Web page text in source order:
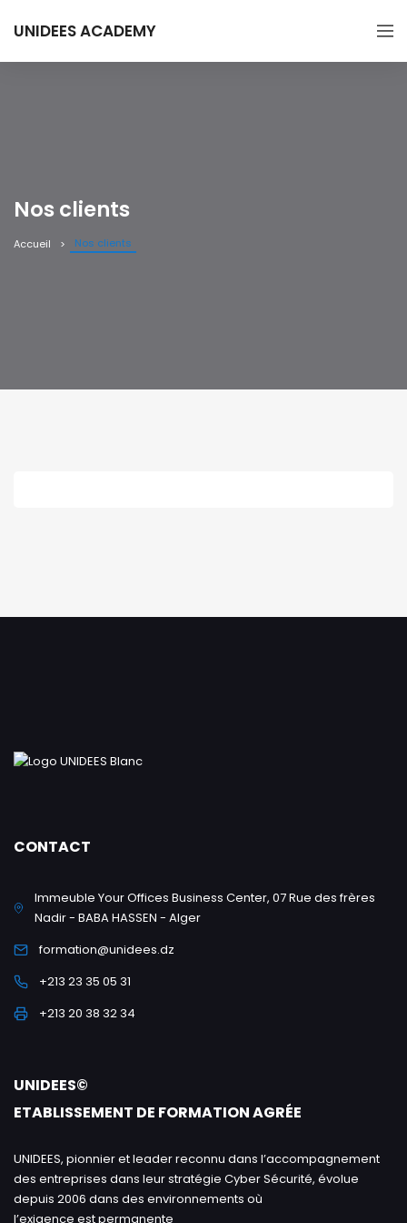
UNIDEES ACADEMY
Nos clients
Accueil Nos clients
CONTACT
Immeuble Your Offices Business Center, 07 Rue des frères
Nadir - BABA HASSEN - Alger
formation@unidees.dz
+213 23 35 05 31
+213 20 38 32 34
UNIDEES©
ETABLISSEMENT DE FORMATION AGRÉE
UNIDEES, pionnier et leader reconnu dans l’accompagnement
des entreprises dans leur stratégie Cyber Sécurité, évolue
depuis 2006 dans des environnements où
l’exigence est permanente